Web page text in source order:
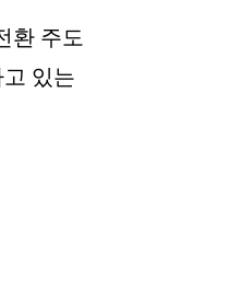
환 주도
있는